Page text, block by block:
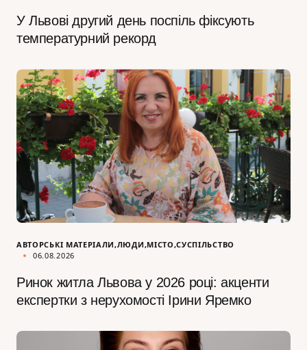
У Львові другий день поспіль фіксують
температурний рекорд
АВТОРСЬКІ МАТЕРІАЛИ ЛЮДИ МІСТО СУСПІЛЬСТВО
06.08.2026
Ринок житла Львова у 2026 році: акценти
експертки з нерухомості Ірини Яремко